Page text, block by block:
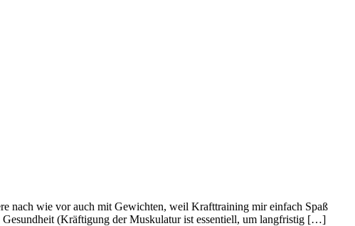
nach wie vor auch mit Gewichten, weil Krafttraining mir einfach Spaß
Gesundheit (Kräftigung der Muskulatur ist essentiell, um langfristig […]